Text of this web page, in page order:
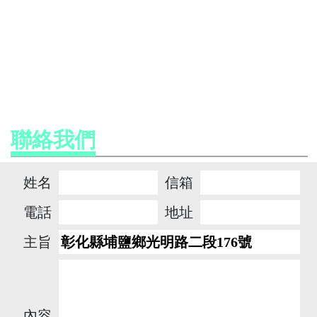
聯絡我們
姓名
信箱
電話
地址
主旨